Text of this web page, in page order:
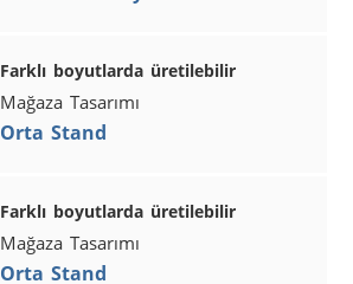
Farklı boyutlarda üretilebilir
Mağaza Tasarımı
Orta Stand
Farklı boyutlarda üretilebilir
Mağaza Tasarımı
Orta Stand